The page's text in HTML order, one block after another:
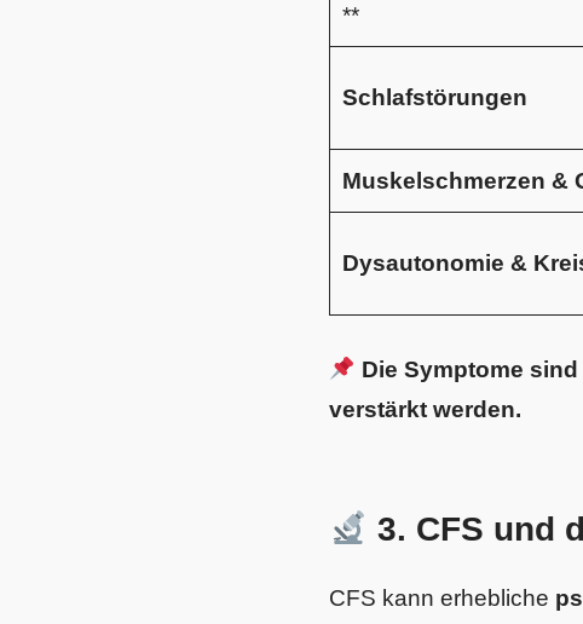
**
Schlafstörungen
Muskelschmerzen &
Dysautonomie &
Die Symptome
verstärkt werden.
3. CFS und
CFS kann erhebliche